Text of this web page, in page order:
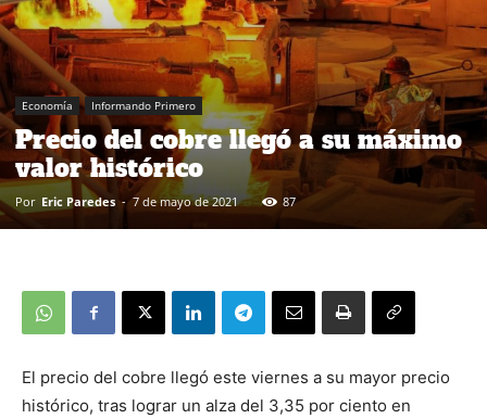
Economía Informando Primero
Precio del cobre llegó a su máximo
valor histórico
Por Eric Paredes - 7 de mayo de 2021 87
El precio del cobre llegó este viernes a su mayor precio
histórico, tras lograr un alza del 3,35 por ciento en